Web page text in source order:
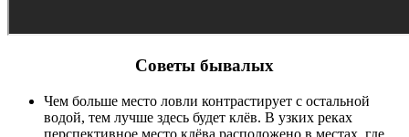
Советы бывалых
Чем больше место ловли контрастирует с остальной
водой, тем лучше здесь будет клёв. В узких реках
перспективное место клёва расположено в местах, где